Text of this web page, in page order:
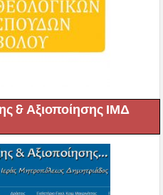
& Αξιοποίησης ΙΜΔ